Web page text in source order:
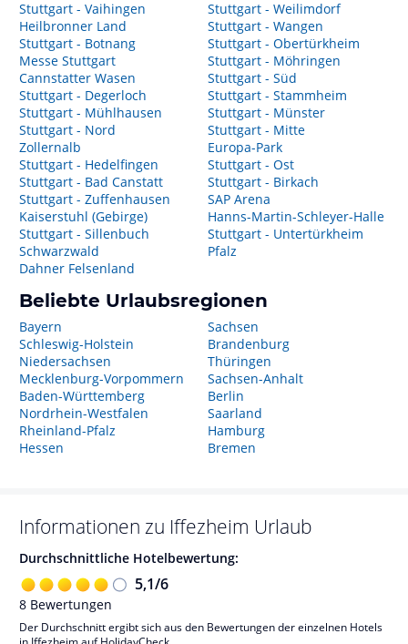
Stuttgart - Vaihingen
Heilbronner Land
Stuttgart - Botnang
Messe Stuttgart
Cannstatter Wasen
Stuttgart - Degerloch
Stuttgart - Mühlhausen
Stuttgart - Nord
Zollernalb
Stuttgart - Hedelfingen
Stuttgart - Bad Canstatt
Stuttgart - Zuffenhausen
Kaiserstuhl (Gebirge)
Stuttgart - Sillenbuch
Schwarzwald
Dahner Felsenland
Stuttgart - Weilimdorf
Stuttgart - Wangen
Stuttgart - Obertürkheim
Stuttgart - Möhringen
Stuttgart - Süd
Stuttgart - Stammheim
Stuttgart - Münster
Stuttgart - Mitte
Europa-Park
Stuttgart - Ost
Stuttgart - Birkach
SAP Arena
Hanns-Martin-Schleyer-Halle
Stuttgart - Untertürkheim
Pfalz
Beliebte Urlaubsregionen
Bayern
Schleswig-Holstein
Niedersachsen
Mecklenburg-Vorpommern
Baden-Württemberg
Nordrhein-Westfalen
Rheinland-Pfalz
Hessen
Sachsen
Brandenburg
Thüringen
Sachsen-Anhalt
Berlin
Saarland
Hamburg
Bremen
Informationen zu Iffezheim Urlaub
Durchschnittliche Hotelbewertung:
5,1/6
8 Bewertungen
Der Durchschnitt ergibt sich aus den Bewertungen der einzelnen Hotels